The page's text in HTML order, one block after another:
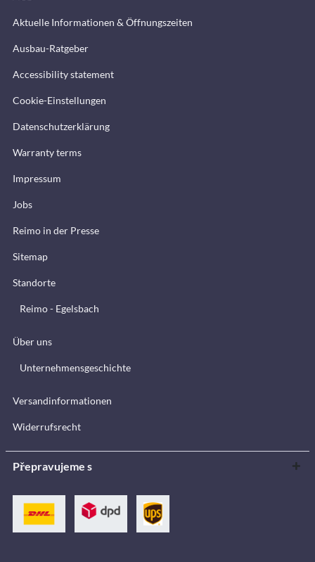
Aktuelle Informationen & Öffnungszeiten
Ausbau-Ratgeber
Accessibility statement
Cookie-Einstellungen
Datenschutzerklärung
Warranty terms
Impressum
Jobs
Reimo in der Presse
Sitemap
Standorte
Reimo - Egelsbach
Über uns
Unternehmensgeschichte
Versandinformationen
Widerrufsrecht
Přepravujeme s